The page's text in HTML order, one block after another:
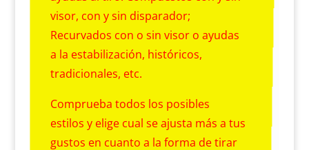
visor, con y sin disparador;
Recurvados con o sin visor o ayudas
a la estabilización, históricos,
tradicionales, etc.
Comprueba todos los posibles
estilos y elige cual se ajusta más a tus
gustos en cuanto a la forma de tirar